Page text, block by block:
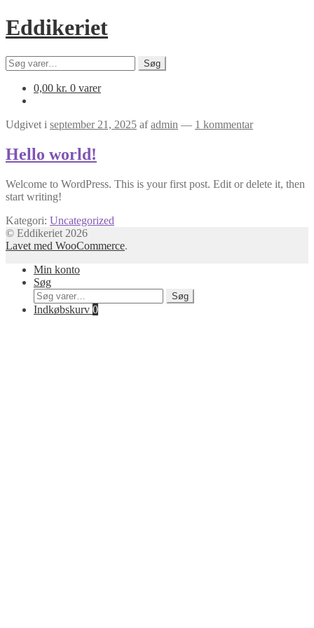
Spring
til
Spring
til
Eddikeriet
Søg
efter:
Søg
0,00 kr. 0 varer
Udgivet i september 21, 2025 afadmin — 1 kommentar
Hello world!
Welcome to WordPress. This is your first post. Edit or delete it, then
start writing!
Kategori: Uncategorized
© Eddikeriet 2026
Lavet med WooCommerce.
Min konto
Søg
Søg
efter:
Søg
Indkøbskurv 0